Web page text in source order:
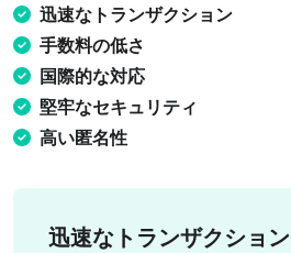
迅速なトランザクション
手数料の低さ
国際的な対応
堅牢なセキュリティ
高い匿名性
迅速なトランザクション